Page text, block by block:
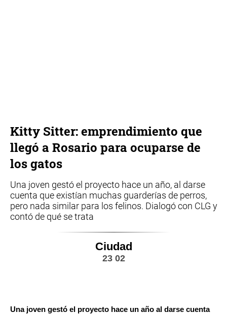
Kitty Sitter: emprendimiento que
llegó a Rosario para ocuparse de
los gatos
Una joven gestó el proyecto hace un año, al darse
cuenta que existían muchas guarderías de perros,
pero nada similar para los felinos. Dialogó con CLG y
contó de qué se trata
Ciudad
23 02
Una joven gestó el proyecto hace un año al darse cuenta